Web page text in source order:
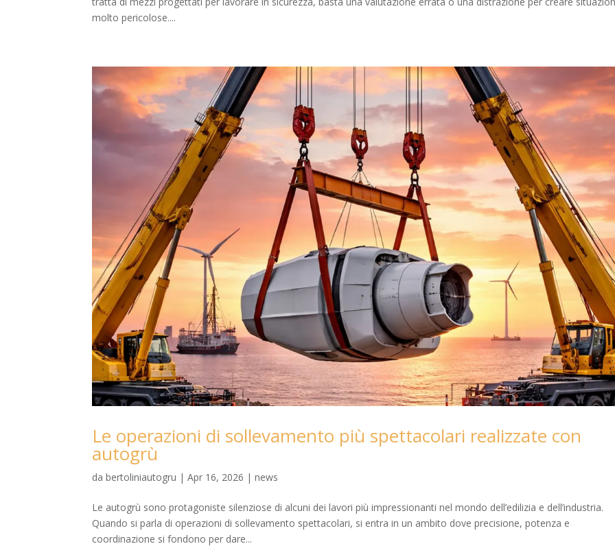
molto pericolose....
Le operazioni di sollevamento più spettacolari realizzate con
autogrù
dabertoliniautogru |Apr 16, 2026 |news
Le autogrù sono protagoniste silenziose di alcuni dei lavori più impressionanti nel mondo dell’edilizia e dell’industria.
Quando si parla di operazioni di sollevamento spettacolari, si entra in un ambito dove precisione, potenza e
coordinazione si fondono per dare...